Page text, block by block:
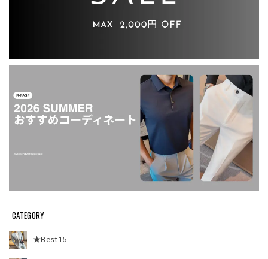
CATEGORY
★Best15